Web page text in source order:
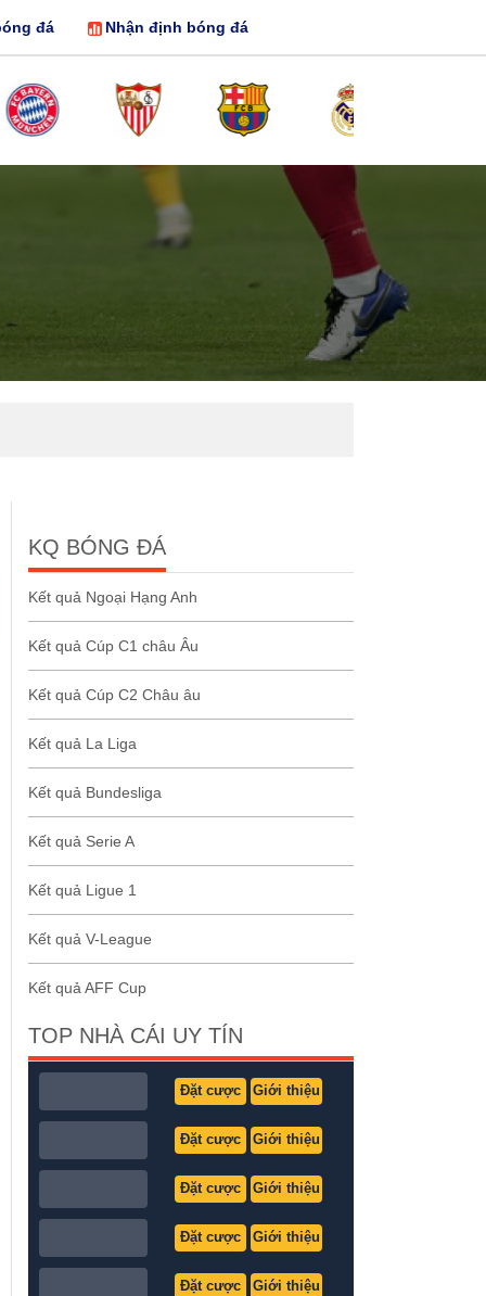
đá Nhận định bóng đá
KQ BÓNG ĐÁ
Kết quả Ngoại Hạng Anh
Kết quả Cúp C1 châu Âu
Kết quả Cúp C2 Châu âu
Kết quả La Liga
Kết quả Bundesliga
Kết quả Serie A
Kết quả Ligue 1
Kết quả V-League
Kết quả AFF Cup
TOP NHÀ CÁI UY TÍN
Đặt cược Giới thiệu
Đặt cược Giới thiệu
Đặt cược Giới thiệu
Đặt cược Giới thiệu
Đặt cược Giới thiệu